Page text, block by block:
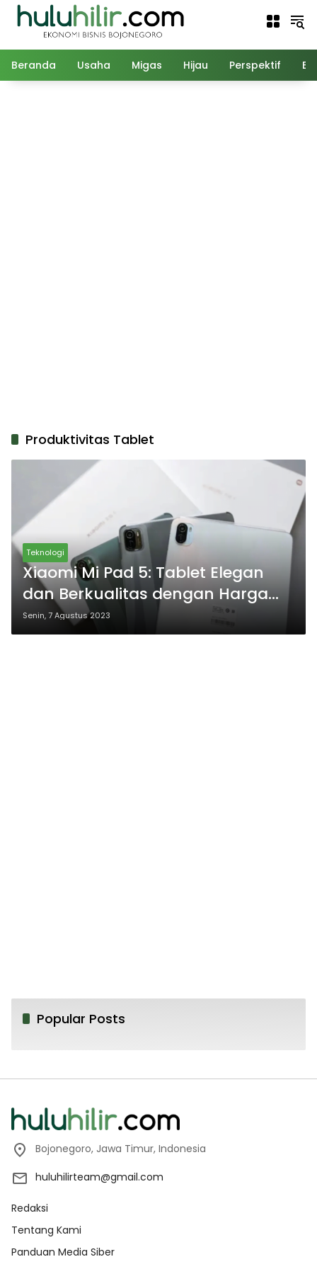
Langsung
Beranda Usaha Migas Hijau Perspektif
Produktivitas Tablet
Teknologi
Xiaomi Mi Pad 5: Tablet Elegan
dan Berkualitas dengan Harga
Terjangkau yang Menawan Hati
Pengguna
Senin, 7 Agustus 2023
Popular Posts
Bojonegoro, Jawa Timur, Indonesia
huluhilirteam@gmail.com
Redaksi
Tentang Kami
Panduan Media Siber